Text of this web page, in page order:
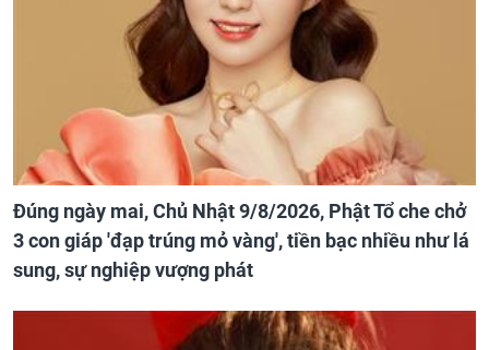
Đúng ngày mai, Chủ Nhật 9/8/2026, Phật Tổ che chở
3 con giáp 'đạp trúng mỏ vàng', tiền bạc nhiều như lá
sung, sự nghiệp vượng phát